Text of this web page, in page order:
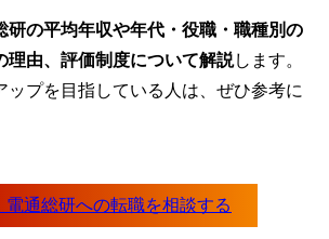
研の平均年収や年代・役職・職種別の
理由、評価制度について解説します。
ップを目指している人は、ぜひ参考に